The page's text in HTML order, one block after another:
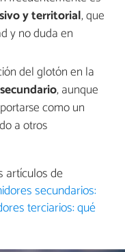
y territorial, que
y no duda en
del glotón en la
, aunque
como un
a otros
artículos de
secundarios:
terciarios: qué